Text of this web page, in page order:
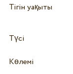
Тігін уақыты
Түсі
Көлемі